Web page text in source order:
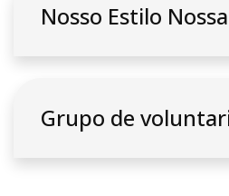
Nosso Estilo
Grupo de